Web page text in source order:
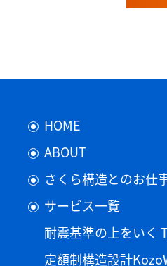
HOME
ABOUT
さくら構造とのお仕
サービス一覧
耐震基準の上をいく
定額制構造設計